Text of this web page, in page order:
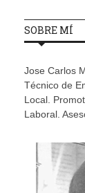
SOBRE MÍ
Jose Carlos
Técnico de
Local.
Laboral.